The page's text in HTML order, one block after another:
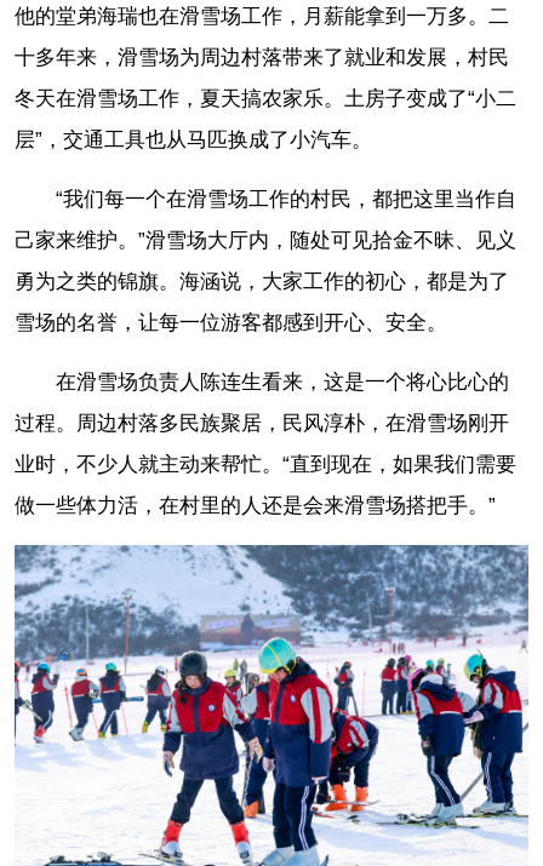
他的堂弟海瑞也在滑雪场工作，月薪能拿到一万多。二
十多年来，滑雪场为周边村落带来了就业和发展，村民
冬天在滑雪场工作，夏天搞农家乐。土房子变成了“小二
层”，交通工具也从马匹换成了小汽车。
“我们每一个在滑雪场工作的村民，都把这里当作自
己家来维护。”滑雪场大厅内，随处可见拾金不昧、见义
勇为之类的锦旗。海涵说，大家工作的初心，都是为了
雪场的名誉，让每一位游客都感到开心、安全。
在滑雪场负责人陈连生看来，这是一个将心比心的
过程。周边村落多民族聚居，民风淳朴，在滑雪场刚开
业时，不少人就主动来帮忙。“直到现在，如果我们需要
做一些体力活，在村里的人还是会来滑雪场搭把手。”